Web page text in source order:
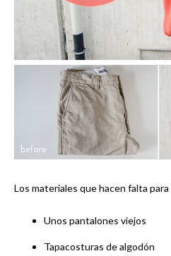
Los materiales que hacen falta para
Unos pantalones viejos
Tapacosturas de algodón